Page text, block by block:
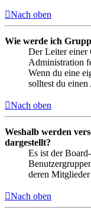
Nach oben
Wie werde ich
Der Leiter einer
Administration
Wenn du eine
solltest du
Nach oben
Weshalb werden
dargestellt?
Es ist der
deren
Nach oben